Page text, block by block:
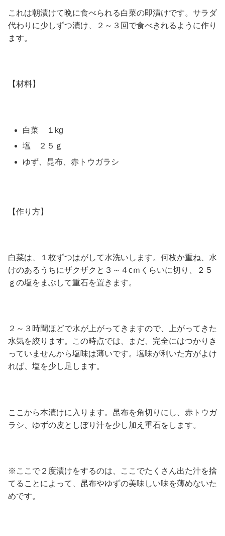
これは朝漬けて晩に食べられる白菜の即漬けです。サラダ
代わりに少しずつ漬け、２～３回で食べきれるように作り
ます。
【材料】
白菜 １kg
塩 ２５ｇ
ゆず、昆布、赤トウガラシ
【作り方】
白菜は、１枚ずつはがして水洗いします。何枚か重ね、水
けのあるうちにザクザクと３～４cｍくらいに切り、２５
ｇの塩をまぶして重石を置きます。
２～３時間ほどで水が上がってきますので、上がってきた
水気を絞ります。この時点では、まだ、完全にはつかりき
っていませんから塩味は薄いです。塩味が利いた方がよけ
れば、塩を少し足します。
ここから本漬けに入ります。昆布を角切りにし、赤トウガ
ラシ、ゆずの皮としぼり汁を少し加え重石をします。
※ここで２度漬けをするのは、ここでたくさん出た汁を捨
てることによって、昆布やゆずの美味しい味を薄めないた
めです。